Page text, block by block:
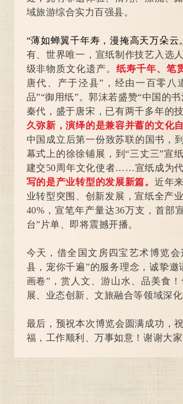
域旅游综合实力百强县。
“薄如蝉翼千年寿，漫掩高天万朵云
有、世界唯一，宣纸制作技艺入选
级非物质文化遗产。纸寿千年、笔
唐代、产于泾县”，经由一百零
品”“御用纸”。郭沫若盛赞“中国的
秦代，盛于唐宋，已有两千多年的
久弥新，演绎的是兼容并蓄的文化
中国成立后第一份致苏联的国书，
幕式上的徐徐铺展，到“三丈三”宣
建交50周年文化使者……宣纸成为
写的是产业转型的发展新篇。 近年
业转型突围、创新发展，宣纸全产
40%，宣笔年产量达36万支，首部
台”片单、即将震撼开播。
今天，借全国文房四宝艺术博览
县，宠你千遍”的服务理念，诚挚
画卷”，赏人文、游山水、品美食
展、业态创新、文旅融合等领域深
最后，预祝本次博览会圆满成功，
福，工作顺利、万事如意！谢谢大